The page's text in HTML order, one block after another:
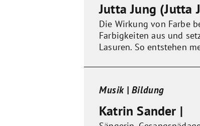
Jutta Jung (Jutta
Die Wirkung von Farbe
Farbigkeiten aus und
Lasuren. So entstehen
Musik | Bildung
Katrin Sander |